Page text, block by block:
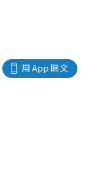
用 App 睇文